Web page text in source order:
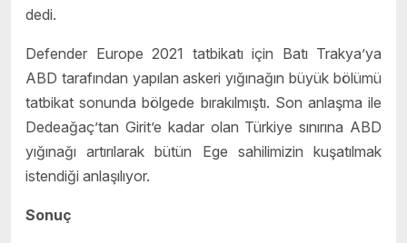
dedi.
Defender Europe 2021 tatbikatı için Batı Trakya’ya
ABD tarafından yapılan askeri yığınağın büyük bölümü
tatbikat sonunda bölgede bırakılmıştı. Son anlaşma ile
Dedeağaç’tan Girit’e kadar olan Türkiye sınırına ABD
yığınağı artırılarak bütün Ege sahilimizin kuşatılmak
istendiği anlaşılıyor.
Sonuç